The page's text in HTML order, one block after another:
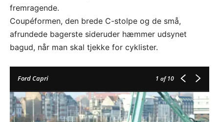
fremragende.
Coupéformen, den brede C-stolpe og de små,
afrundede bagerste sideruder hæmmer udsynet
bagud, når man skal tjekke for cyklister.
Ford Capri 1 af 10